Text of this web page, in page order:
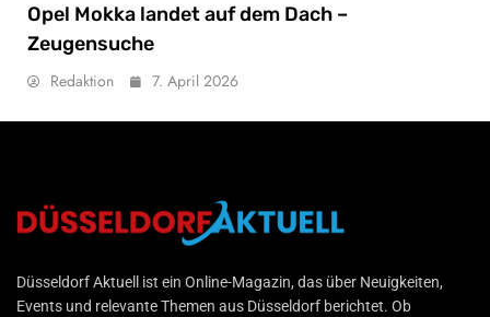
Opel Mokka landet auf dem Dach –
Zeugensuche
Redaktion 7. April 2026
Düsseldorf Aktuell
Düsseldorf Aktuell ist ein Online-Magazin, das über Neuigkeiten,
Events und relevante Themen aus Düsseldorf berichtet. Ob